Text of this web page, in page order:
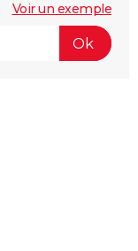
Voir un exemple